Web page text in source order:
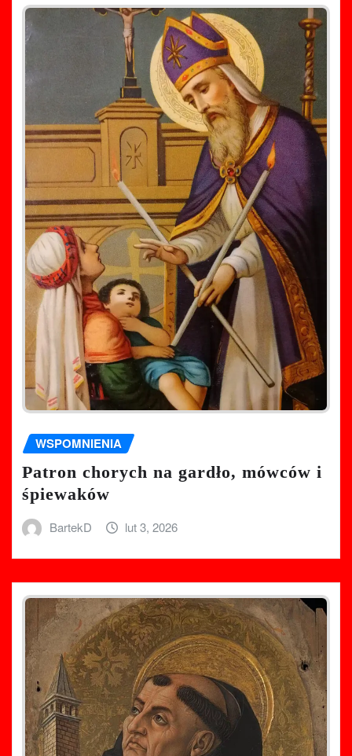
WSPOMNIENIA
Patron chorych na gardło, mówców i
śpiewaków
BartekD lut 3, 2026